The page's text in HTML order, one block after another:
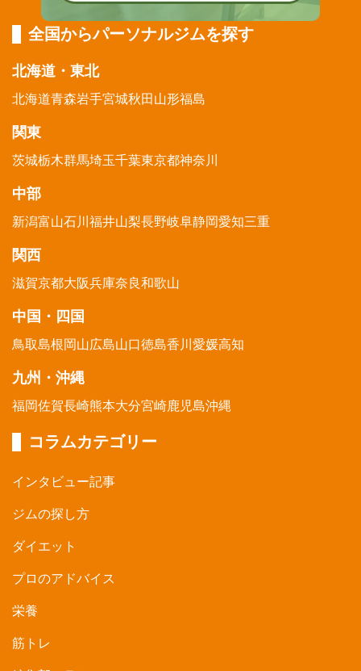
全国からパーソナルジムを探す
北海道・東北
北海道青森岩手宮城秋田山形福島
関東
茨城栃木群馬埼玉千葉東京都神奈川
中部
新潟富山石川 福井山梨長野岐阜静岡愛知三重
関西
滋賀京都大阪兵庫奈良和歌山
中国・四国
鳥取島根岡山広島山口徳島香川 愛媛高知
九州・沖縄
福岡佐賀長崎熊本大分宮崎鹿児島沖縄
コラムカテゴリー
インタビュー記事
ジムの探し方
ダイエット
プロのアドバイス
栄養
筋トレ